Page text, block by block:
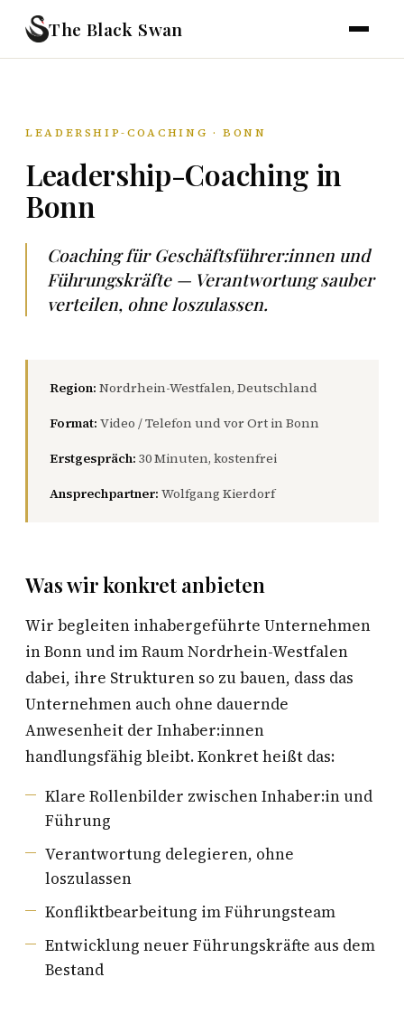
The Black Swan
LEADERSHIP-COACHING · BONN
Leadership-Coaching in
Bonn
Coaching für Geschäftsführer:innen und
Führungskräfte — Verantwortung sauber
verteilen, ohne loszulassen.
Region: Nordrhein-Westfalen, Deutschland
Format: Video / Telefon und vor Ort in Bonn
Erstgespräch: 30 Minuten, kostenfrei
Ansprechpartner: Wolfgang Kierdorf
Was wir konkret anbieten
Wir begleiten inhabergeführte Unternehmen
in Bonn und im Raum Nordrhein-Westfalen
dabei, ihre Strukturen so zu bauen, dass das
Unternehmen auch ohne dauernde
Anwesenheit der Inhaber:innen
handlungsfähig bleibt. Konkret heißt das:
Klare Rollenbilder zwischen Inhaber:in und
Führung
Verantwortung delegieren, ohne
loszulassen
Konfliktbearbeitung im Führungsteam
Entwicklung neuer Führungskräfte aus dem
Bestand